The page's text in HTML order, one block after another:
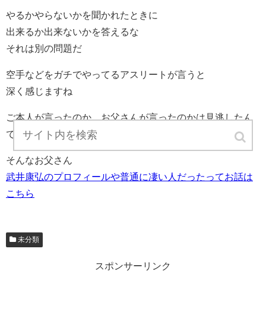
やるかやらないかを聞かれたときに
出来るか出来ないかを答えるな
それは別の問題だ
空手などをガチでやってるアスリートが言うと
深く感じますね
ご本人が言ったのか、お父さんが言ったのかは見逃したん
でわかりませんが・・・・
そんなお父さん
武井康弘のプロフィールや普通に凄い人だったってお話は
こちら
未分類
スポンサーリンク